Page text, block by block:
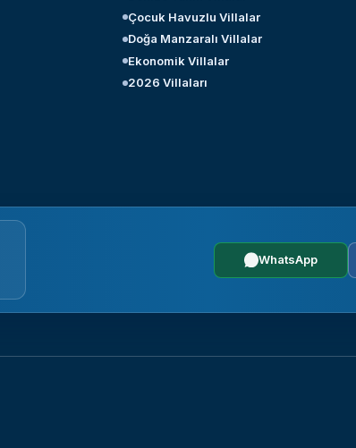
Çocuk Havuzlu Villalar
Doğa Manzaralı Villalar
Ekonomik Villalar
2026 Villaları
WhatsApp